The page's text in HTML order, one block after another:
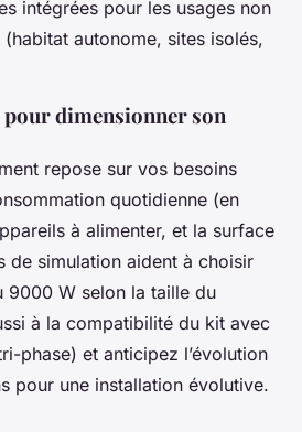
intégrées pour les usages non
autonome, sites isolés,
dimensionner son
repose sur vos besoins
quotidienne (en
à alimenter, et la surface
de simulation aident à choisir
W selon la taille du
à la compatibilité du kit avec
phase) et anticipez l’évolution
pour une installation évolutive.